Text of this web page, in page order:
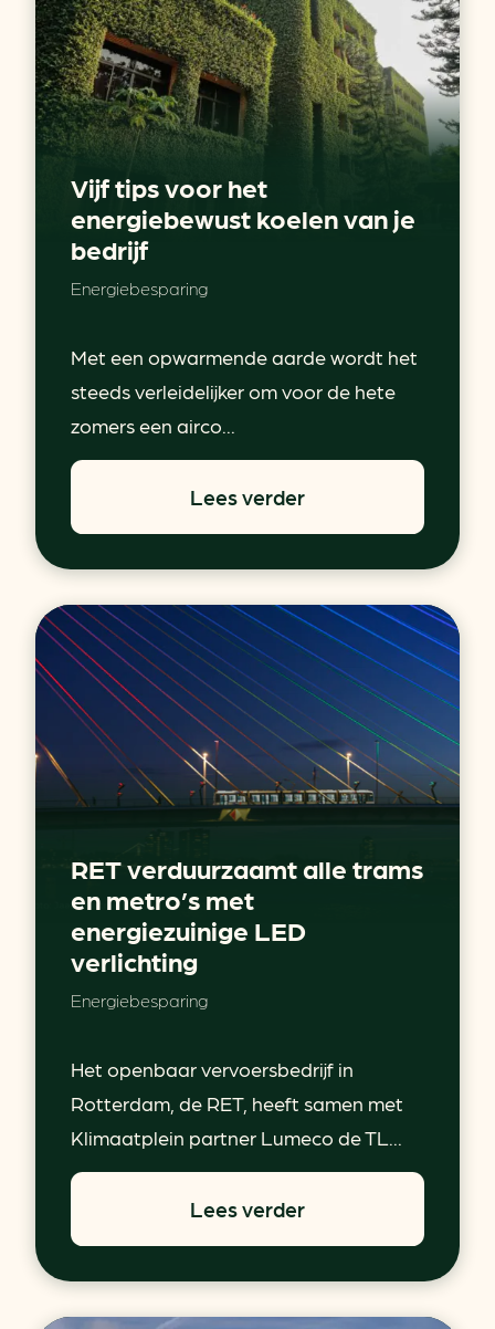
Vijf tips voor het
energiebewust koelen van je
bedrijf
Energiebesparing
Met een opwarmende aarde wordt het
steeds verleidelijker om voor de hete
zomers een airco...
Lees verder
RET verduurzaamt alle trams
en metro’s met
energiezuinige LED
verlichting
Energiebesparing
Het openbaar vervoersbedrijf in
Rotterdam, de RET, heeft samen met
Klimaatplein partner Lumeco de TL...
Lees verder